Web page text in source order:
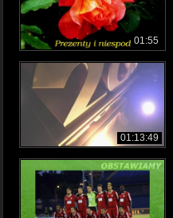
01:55
01:13:49